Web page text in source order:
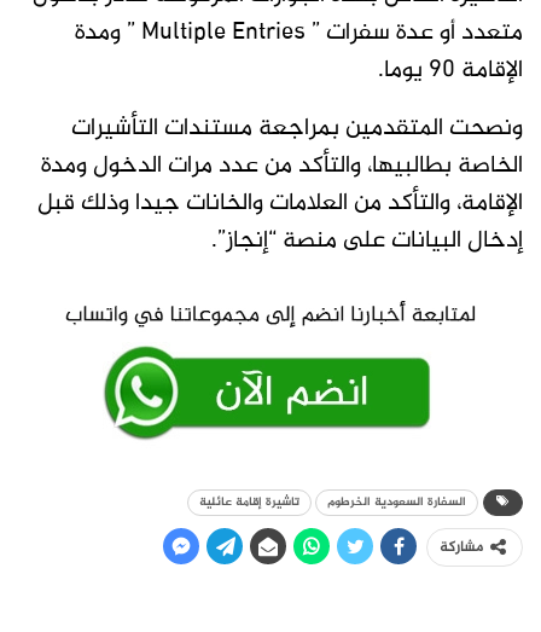
متعدد أو عدة سفرات ” Multiple Entries ” ومدة
الإقامة 90 يوما.
ونصحت المتقدمين بمراجعة مستندات التأشيرات
الخاصة بطالبيها، والتأكد من عدد مرات الدخول ومدة
الإقامة، والتأكد من العلامات والخانات جيدا وذلك قبل
إدخال البيانات على منصة “إنجاز”.
السفارة السعودية الخرطوم تاشيرة إقامة عائلية
مشاركة